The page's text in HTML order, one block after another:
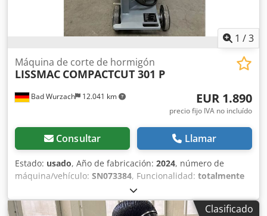
1 /3
Bad Wurzach 12.041 km
Máquina de corte de hormigón
LISSMAC COMPACTCUT 301 P
EUR 1.890
precio fijo IVA no incluído
Consultar Llamar
Estado: usado, Año de fabricación: 2024, número de
máquina/vehículo: SN073384, Funcionalidad: totalmente
, 12 meses de garantía, excepto el motor.
Crsdpfsw Ia Rwjx Agpsf
Clasificado